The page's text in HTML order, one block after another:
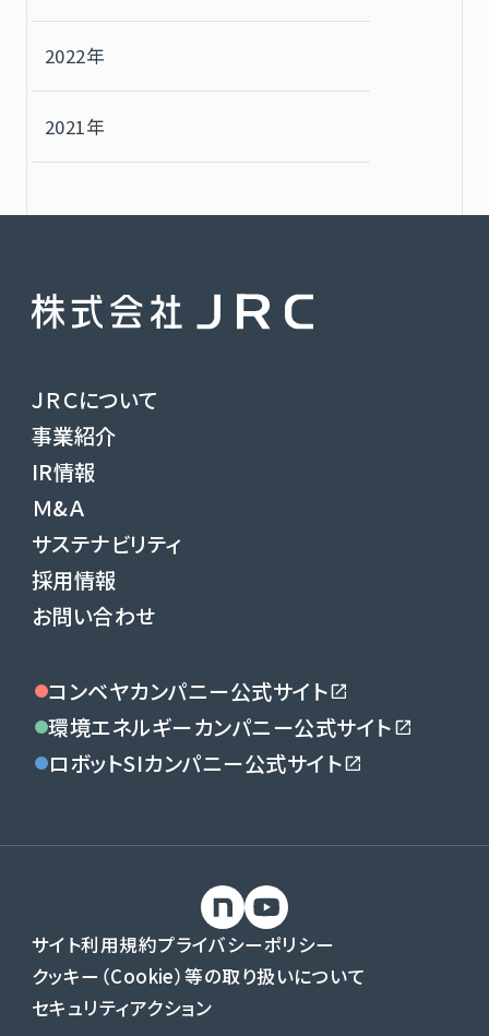
2022年
2021年
ＪＲＣについて
事業紹介
IR情報
Ｍ&Ａ
サステナビリティ
採用情報
お問い合わせ
コンベヤカンパニー公式サイト
環境エネルギーカンパニー公式サイト
ロボットSIカンパニー公式サイト
サイト利用規約プライバシーポリシー
クッキー（Cookie）等の取り扱いについて
セキュリティアクション